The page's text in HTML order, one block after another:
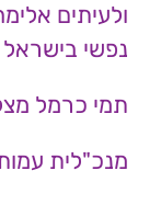
ולעיתים
נפשי בישראל 2020?
תמי כרמל
מנכ"לית